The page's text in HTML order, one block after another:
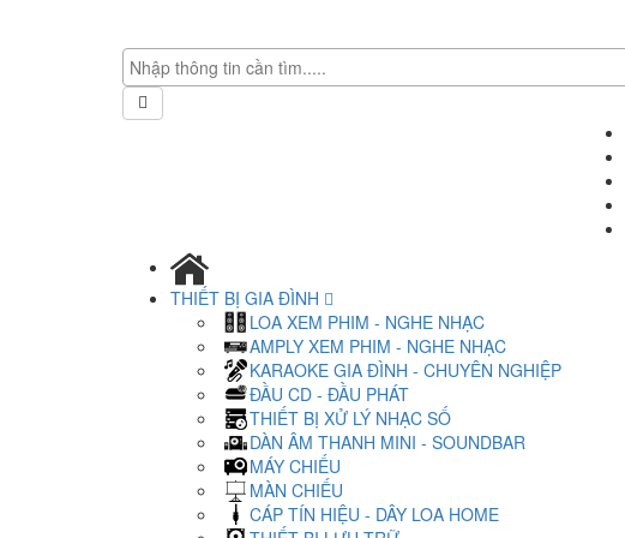
THIẾT BỊ GIA ĐÌNH
LOA XEM PHIM - NGHE NHẠC
AMPLY XEM PHIM - NGHE NHẠC
KARAOKE GIA ĐÌNH - CHUYÊN NGHIỆP
ĐẦU CD - ĐẦU PHÁT
THIẾT BỊ XỬ LÝ NHẠC SỐ
DÀN ÂM THANH MINI - SOUNDBAR
MÁY CHIẾU
MÀN CHIẾU
CÁP TÍN HIỆU - DÂY LOA HOME